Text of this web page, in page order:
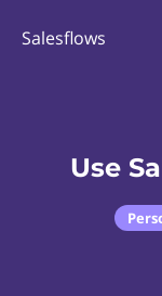
Salesflows
Use